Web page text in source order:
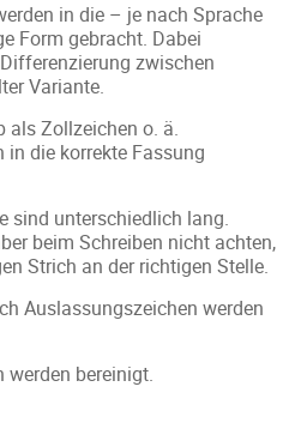
in die – je nach Sprache
Form gebracht. Dabei
zwischen
Variante.
als Zollzeichen o. ä.
in die korrekte Fassung
sind unterschiedlich lang.
beim Schreiben nicht achten,
Strich an der richtigen Stelle.
Auslassungszeichen werden
werden bereinigt.